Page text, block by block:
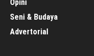
Opini
Seni & Budaya
Advertorial